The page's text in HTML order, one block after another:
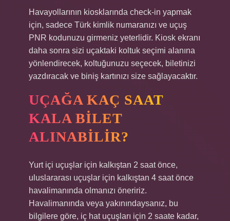
Havayollarının kiosklarında check-in yapmak
için, sadece Türk kimlik numaranızı ve uçuş
PNR kodunuzu girmeniz yeterlidir. Kiosk ekranı
daha sonra sizi uçaktaki koltuk seçimi alanına
yönlendirecek, koltuğunuzu seçecek, biletinizi
yazdıracak ve biniş kartınızı size sağlayacaktır.
UÇAĞA KAÇ SAAT
KALA BILET
ALINABILIR?
Yurt içi uçuşlar için kalkıştan 2 saat önce,
uluslararası uçuşlar için kalkıştan 4 saat önce
havalimanında olmanızı öneririz.
Havalimanında veya yakınındaysanız, bu
bilgilere göre, iç hat uçuşları için 2 saate kadar,